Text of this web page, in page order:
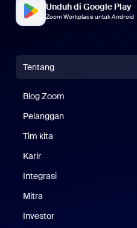
Unduh di Google Play
Zoom Workplace untuk Android
Tentang
Blog Zoom
Pelanggan
Tim kita
Karir
Integrasi
Mitra
Investor